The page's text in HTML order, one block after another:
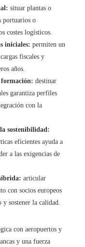
situar plantas o
portuarios o
costes logísticos.
iniciales: permiten un
fiscales y
años.
formación: destinar
garantiza perfiles
con la
sostenibilidad:
eficientes ayuda a
a las exigencias de
articular
con socios europeos
sostener la calidad.
con aeropuertos y
y una fuerza